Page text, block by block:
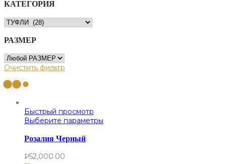
КАТЕГОРИЯ
РАЗМЕР
Очистить фильтр
Быстрый просмотр
Выберите параметры
Розалия Черный
₽52,000.00